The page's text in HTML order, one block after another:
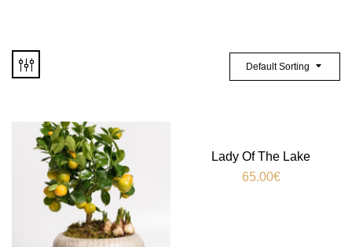
Default Sorting
Lady Of The Lake
65.00€